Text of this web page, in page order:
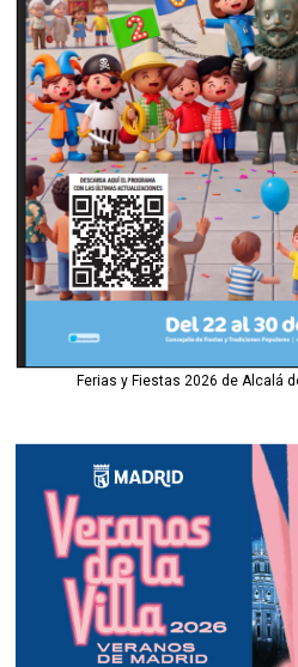
Ferias y Fiestas 2026 de Alcalá